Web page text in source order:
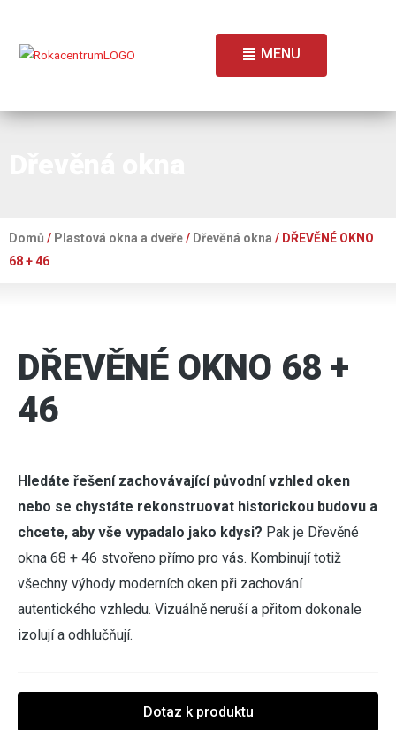
MENU
Domů / Plastová okna a dveře/ Dřevěná okna / DŘEVĚNÉ OKNO
68 + 46
DŘEVĚNÉ OKNO 68 +
46
Hledáte řešení zachovávající původní vzhled oken
nebo se chystáte rekonstruovat historickou budovu a
chcete, aby vše vypadalo jako kdysi? Pak je Dřevěné
okna 68 + 46 stvořeno přímo pro vás. Kombinují totiž
všechny výhody moderních oken při zachování
autentického vzhledu. Vizuálně neruší a přitom dokonale
izolují a odhlučňují.
Dotaz k produktu